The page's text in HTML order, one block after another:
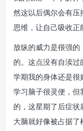
然这以后偶尔会有
思维，让自己吸收正
放纵的威力是很强
的。这点没有自渎
学期我的身体还是
学习脑子很灵便，
的，这星期了后症
大脑就好像被占据了